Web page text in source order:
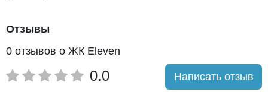
Отзывы
0 отзывов о ЖК Eleven
0.0 Написать отзыв